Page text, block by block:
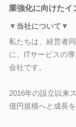
業強化に向けたイ
▼当社について▼
私たちは、経営者
に、ITサービスの
会社です。
2016年の設立以来
億円規模へと成長